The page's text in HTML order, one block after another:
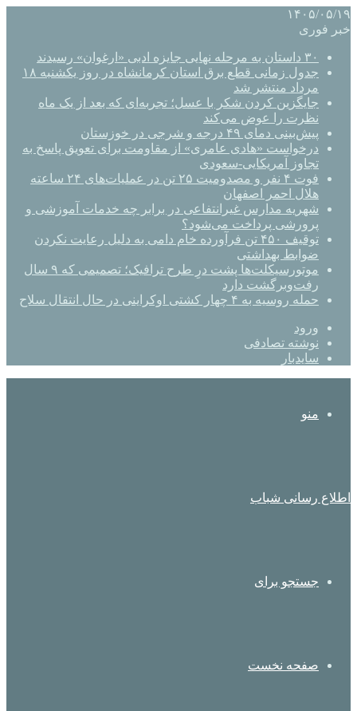
۱۴۰۵/۰۵/۱۹
خبر فوری
۳۰ داستان به مرحله نهایی جایزه ادبی «ارغوان» رسیدند
جدول زمانی قطع برق استان کرمانشاه در روز یکشنبه ۱۸
مرداد منتشر شد
جایگزین کردن شکر با عسل؛ تجربه‌ای که بعد از یک ماه
نظرت را عوض می‌کند
پیش‌بینی دمای ۴۹ درجه و شرجی در خوزستان
درخواست «هادی عامری» از مقاومت برای تعویق پاسخ به
تجاوز آمریکایی-سعودی
فوت ۴ نفر و مصدومیت ۲۵ تن در عملیات‌های ۲۴ ساعته
هلال احمر اصفهان
شهریه مدارس غیرانتفاعی در برابر چه خدمات آموزشی و
پرورشی پرداخت می‌شود؟
توقیف ۴۵۰ تن فرآورده خام دامی به دلیل رعایت نکردن
ضوابط بهداشتی
موتورسیکلت‌ها پشت درِ طرح ترافیک؛ تصمیمی که ۹ سال
رفت‌وبرگشت دارد
حمله روسیه به ۴ چهار کشتی اوکراینی در حال انتقال سلاح
ورود
نوشته تصادفی
سایدبار
منو
اطلاع رسانی شباب
جستجو برای
صفحه نخست